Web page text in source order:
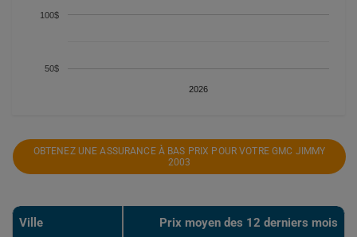
2026
50$
100$
OBTENEZ UNE ASSURANCE À BAS PRIX POUR VOTRE GMC JIMMY
2003
Ville Prix ​​moyen des 12 derniers mois